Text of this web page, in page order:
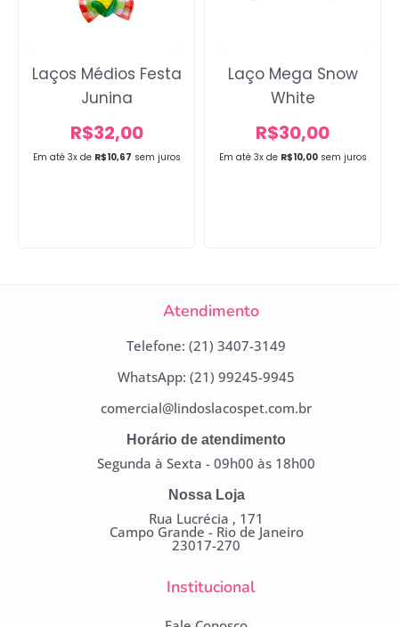
Em até 3x de R$10,67 sem juros
Laços Médios Festa
Junina
R$32,00
Em até 3x de R$10,00 sem juros
Laço Mega Snow
White
R$30,00
Atendimento
Telefone: (21) 3407-3149
WhatsApp: (21) 99245-9945
comercial@lindoslacospet.com.br
Horário de atendimento
Segunda à Sexta - 09h00 às 18h00
Nossa Loja
Rua Lucrécia , 171
Campo Grande - Rio de Janeiro
23017-270
Institucional